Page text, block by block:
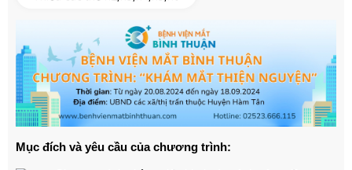
Mục đích và yêu cầu của chương trình: